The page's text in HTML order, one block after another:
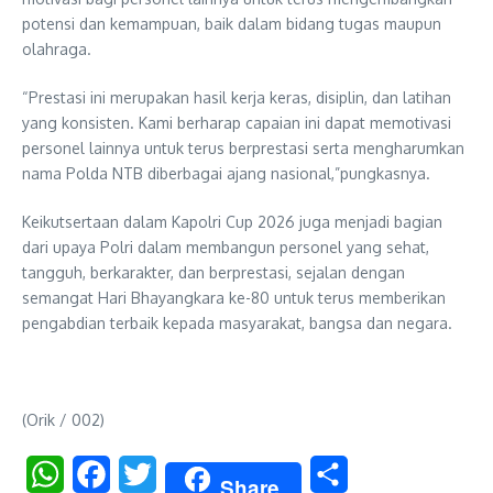
potensi dan kemampuan, baik dalam bidang tugas maupun
olahraga.
“Prestasi ini merupakan hasil kerja keras, disiplin, dan latihan
yang konsisten. Kami berharap capaian ini dapat memotivasi
personel lainnya untuk terus berprestasi serta mengharumkan
nama Polda NTB diberbagai ajang nasional,”pungkasnya.
Keikutsertaan dalam Kapolri Cup 2026 juga menjadi bagian
dari upaya Polri dalam membangun personel yang sehat,
tangguh, berkarakter, dan berprestasi, sejalan dengan
semangat Hari Bhayangkara ke-80 untuk terus memberikan
pengabdian terbaik kepada masyarakat, bangsa dan negara.
(Orik / 002)
WhatsAppFacebookTwitter